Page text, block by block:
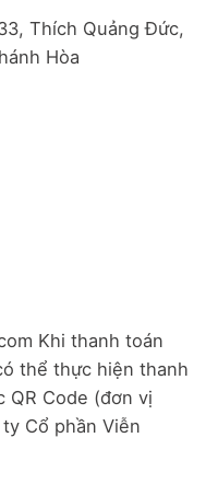
Thích Quảng Đức,
Hòa
Khi thanh toán
thể thực hiện thanh
QR Code (đơn vị
Cổ phần Viễn